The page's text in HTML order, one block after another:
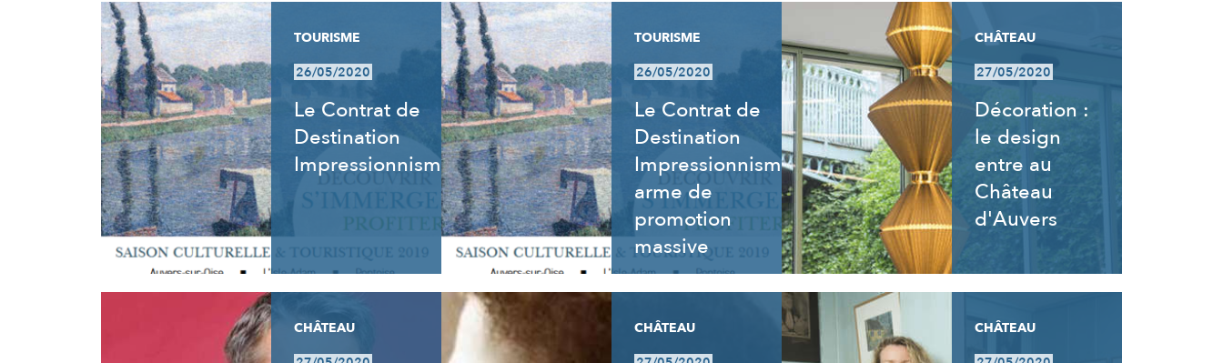
RÉSULTATS
TOURISME
26/05/2020
Le Contrat de
Destination
Impressionnisme
TOURISME
26/05/2020
Le Contrat de
Destination
Impressionnisme,
arme de
promotion
massive
CHÂTEAU
27/05/2020
Décoration :
le design
entre au
Château
d'Auvers
CHÂTEAU
CHÂTEAU
CHÂTEAU